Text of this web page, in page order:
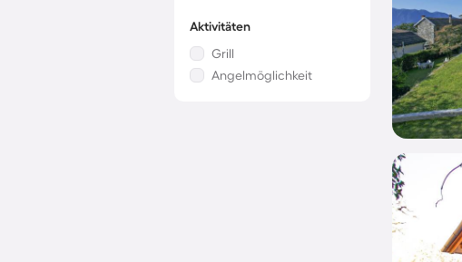
Aktivitäten
Grill
Angelmöglichkeit